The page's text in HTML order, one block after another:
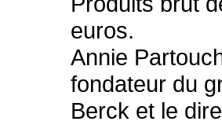
euros.
Annie
fondateur du
Berck et le